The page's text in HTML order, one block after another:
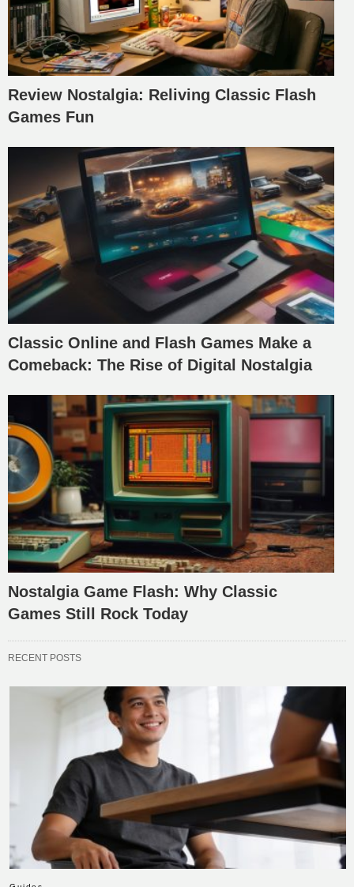
Review Nostalgia: Reliving Classic Flash
Games Fun
Classic Online and Flash Games Make a
Comeback: The Rise of Digital Nostalgia
Nostalgia Game Flash: Why Classic
Games Still Rock Today
RECENT POSTS